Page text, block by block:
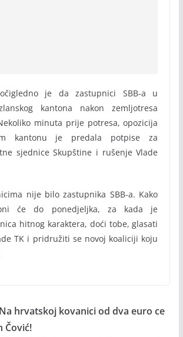
je da zastupnici SBB-a u
kantona nakon zemljotresa
minuta prije potresa, opozicija
kantonu je predala potpise za
sjednice Skupštine i rušenje Vlade
nije bilo zastupnika SBB-a. Kako
će do ponedjeljka, za kada je
hitnog karaktera, doći tobe, glasati
TK i pridružiti se novoj koaliciji koju
hrvatskoj kovanici od dva euro ce
Čović!